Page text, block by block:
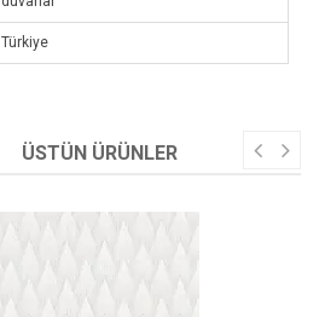
Türkiye
ÜSTÜN ÜRÜNLER